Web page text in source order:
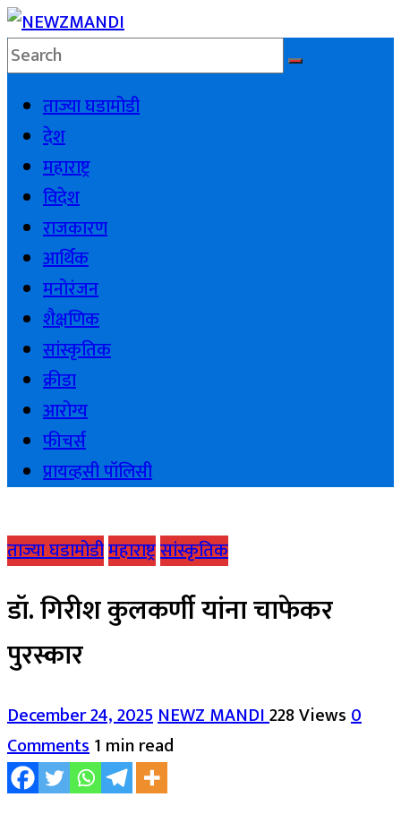
Skip
to
content
NEWZMANDI
NEWZMANDI
ताज्या घडामोडी
देश
महाराष्ट्र
विदेश
राजकारण
आर्थिक
मनोरंजन
शैक्षणिक
सांस्कृतिक
क्रीडा
आरोग्य
फीचर्स
प्रायव्हसी पॉलिसी
ताज्या घडामोडीमहाराष्ट्रसांस्कृतिक
डॉ. गिरीश कुलकर्णी यांना चाफेकर
पुरस्कार
December 24, 2025NEWZ MANDI228 Views0
Comments1 min read